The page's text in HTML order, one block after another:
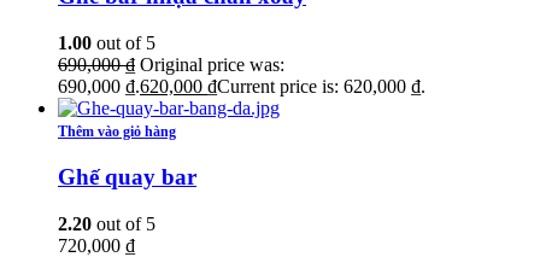
1.00 out of 5
690,000₫ Original price was:
690,000 ₫.620,000 ₫Current price is: 620,000 ₫.
Thêm vào giỏ hàng
Ghế quay bar
2.20 out of 5
720,000 ₫